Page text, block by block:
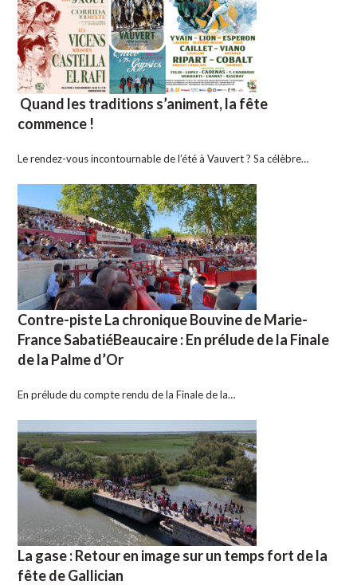
Quand les traditions s’animent, la fête
commence !
Le rendez-vous incontournable de l’été à Vauvert ? Sa célèbre…
Contre-piste La chronique Bouvine de Marie-
France SabatiéBeaucaire : En prélude de la Finale
de la Palme d’Or
En prélude du compte rendu de la Finale de la…
La gase : Retour en image sur un temps fort de la
fête de Gallician